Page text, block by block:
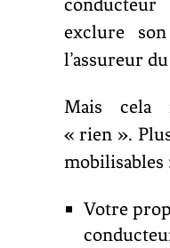
exclure
l’assureur
Mais cela
« rien ».
mobilisables
Votre